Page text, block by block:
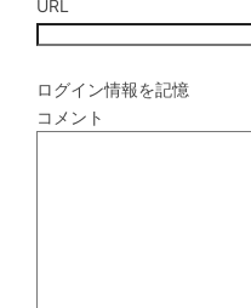
URL
ログイン情報を記憶
コメント